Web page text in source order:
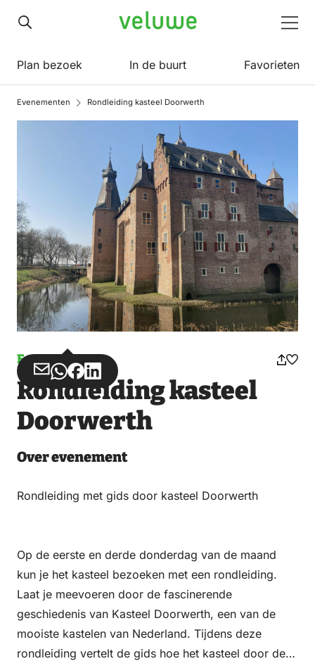
Veluwe
Plan bezoek In de buurt Favorieten
Evenementen Rondleiding kasteel Doorwerth
Evenement
Deel
via
Deel
via
Deel
op
Deel
op
LinkedIn
Rondleiding kasteel
Doorwerth
Over evenement
Rondleiding met gids door kasteel Doorwerth
Op de eerste en derde donderdag van de maand
kun je het kasteel bezoeken met een rondleiding.
Laat je meevoeren door de fascinerende
geschiedenis van Kasteel Doorwerth, een van de
mooiste kastelen van Nederland. Tijdens deze
rondleiding vertelt de gids hoe het kasteel door de